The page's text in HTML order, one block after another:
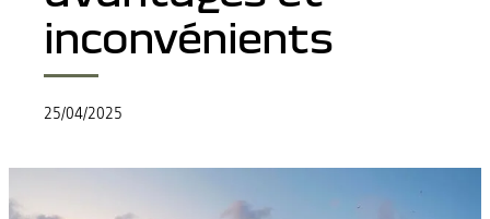
inconvénients
25/04/2025